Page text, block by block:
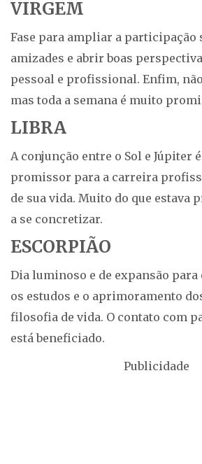
VIRGEM
Fase para ampliar a participação
amizades e abrir boas
pessoal e profissional. Enfim,
mas toda a semana é muito
LIBRA
A conjunção entre o Sol e Júpiter
promissor para a carreira
de sua vida. Muito do que estava
a se concretizar.
ESCORPIÃO
Dia luminoso e de expansão para
os estudos e o aprimoramento
filosofia de vida. O contato com
está beneficiado.
Publicidade